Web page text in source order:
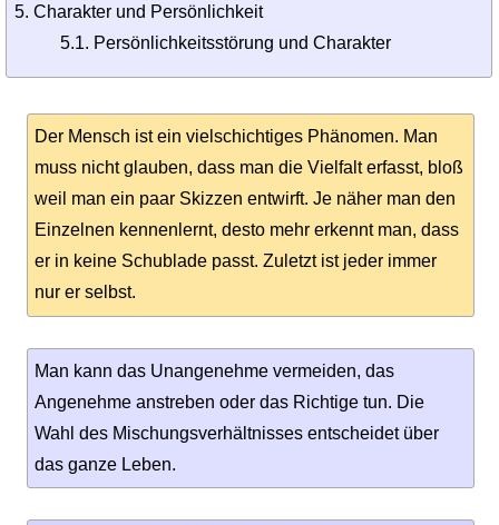
Charakter und Persönlichkeit
5.1. Persönlichkeitsstörung und Charakter
Der Mensch ist ein vielschichtiges Phänomen. Man
muss nicht glauben, dass man die Vielfalt erfasst, bloß
weil man ein paar Skizzen entwirft. Je näher man den
Einzelnen kennenlernt, desto mehr erkennt man, dass
er in keine Schublade passt. Zuletzt ist jeder immer
nur er selbst.
Man kann das Unangenehme vermeiden, das
Angenehme anstreben oder das Richtige tun. Die
Wahl des Mischungsverhältnisses entscheidet über
das ganze Leben.